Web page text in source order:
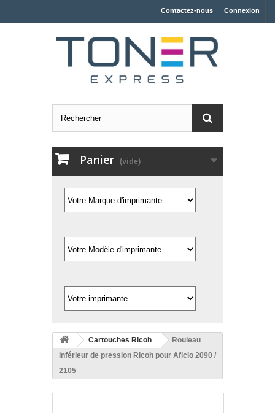
Connexion
Contactez-nous
Panier (vide)
Cartouches Ricoh
Rouleau
inférieur de pression Ricoh pour Aficio 2090 /
2105